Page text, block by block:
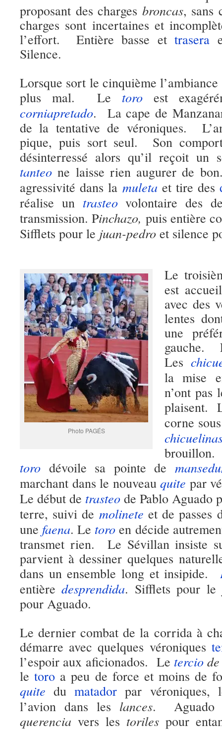
proposant des charges broncas, sans
charges sont incertaines et
l’effort. Entière basse ettrasera
Silence.
Lorsque sort le cinquième
plus mal. Le toro est
corniapretado. La cape de
de la tentative de véroniques.
pique, puis sort seul. Son
désinterressé alors qu’il reçoit un
tanteo ne laisse rien augurer de
agressivité dans la muleta et tire des
réalise un trasteovolontaire des
transmission. Pinchazo, puis entière
Sifflets pour le juan-pedro et silence
Photo PAGÉS
Le
est
avec des
lentes
une
gauche.
Les
la mise
n’ont pas
plaisent.
corne
brouillon.
toro dévoile sa pointe de
marchant dans le nouveau quite par
Le début de trasteo de Pablo Aguado
terre, suivi de molinete et de passes
une faena. Le toro en décide
transmet rien. Le Sévillan insiste
parvient à dessiner quelques
dans un ensemble long et insipide.
entièredesprendida. Sifflets pour le
pour Aguado.
Le dernier combat de la corrida à
démarre avec quelques véroniques
l’espoir aux aficionados. Le tercio
letoro a peu de force et moins de
quite dumatador par
l’avion dans les lances. Aguado
querencia vers les toriles pour